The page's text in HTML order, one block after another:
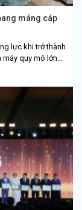
máng cáp
lực khi trở thành
quy mô lớn...